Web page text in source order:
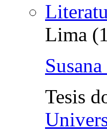
Lima
Tesis